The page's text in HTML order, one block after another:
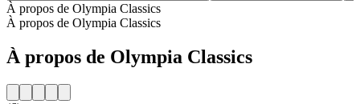
À propos de Olympia Classics
À propos de Olympia Classics
À propos de Olympia Classics